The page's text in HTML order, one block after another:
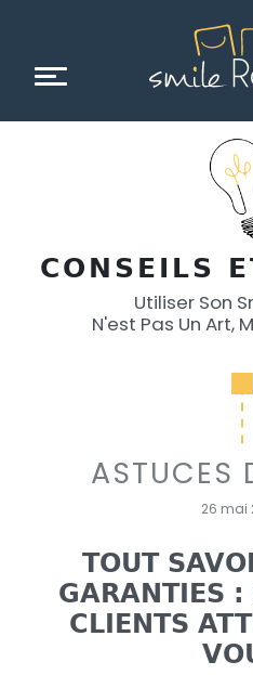
CONSEILS
Utiliser Son
N'est Pas Un Art,
ASTUCES
26 mai
TOUT
GARANTIES :
CLIENTS